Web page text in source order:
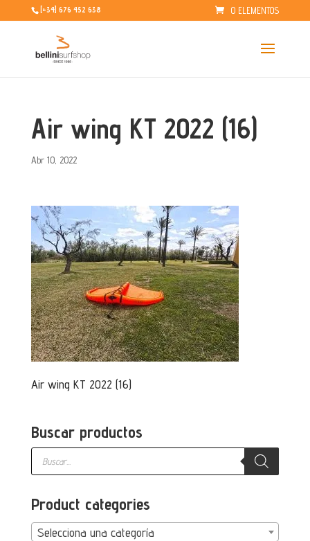
[+34] 676 452 638 0 ELEMENTOS
Air wing KT 2022 (16)
Abr 10, 2022
Air wing KT 2022 (16)
Buscar productos
Búsqueda
productos
Product categories
Selecciona una categoría